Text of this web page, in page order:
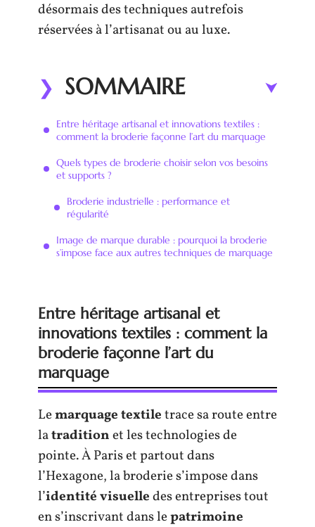
désormais des techniques autrefois
réservées à l’artisanat ou au luxe.
SOMMAIRE
Entre héritage artisanal et innovations textiles :
comment la broderie façonne l’art du marquage
Quels types de broderie choisir selon vos besoins
et supports ?
Broderie industrielle : performance et
régularité
Image de marque durable : pourquoi la broderie
s’impose face aux autres techniques de marquage
Entre héritage artisanal et
innovations textiles : comment la
broderie façonne l’art du
marquage
Lemarquage textiletrace sa route entre
latraditionet les technologies de
pointe. À Paris et partout dans
l’Hexagone, la broderie s’impose dans
l’identité visuelledes entreprises tout
en s’inscrivant dans lepatrimoine